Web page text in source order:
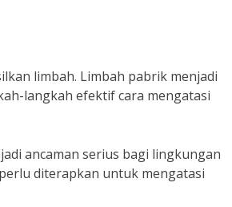
limbah. Limbah pabrik menjadi
langkah efektif cara mengatasi
ancaman serius bagi lingkungan
diterapkan untuk mengatasi